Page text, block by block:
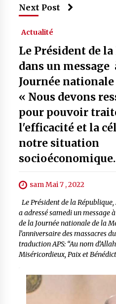
Next Post
Actualité
Le Président de
dans un message
Journée
« Nous devons
pour pouvoir
l'efficacité et la
notre situation
sam Mai 7 , 2022
Le Président de la
a adressé samedi un message
de la Journée nationale de la
l’anniversaire des massacres
traduction APS: “Au nom
Miséricordieux, Paix et